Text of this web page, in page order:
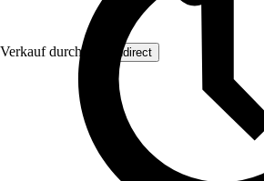
Verkauf durch: Wohndirect